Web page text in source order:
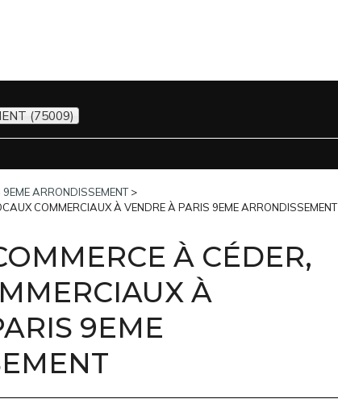
(75009)
ARRONDISSEMENT>
COMMERCIAUX À VENDRE À PARIS 9EME ARRONDISSEMENT
À CÉDER,
À
9EME